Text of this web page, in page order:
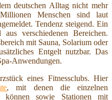
deutschen Alltag nicht mehr
Menschen sind laut
Tendenz steigend. Ein
verschiedenen Bereichen.
mit Sauna, Solarium oder
Entgelt nutzbar. Das
Anwendungen.
eines Fitnessclubs. Hier
, mit denen die einzelnen
können sowie Stationen mit